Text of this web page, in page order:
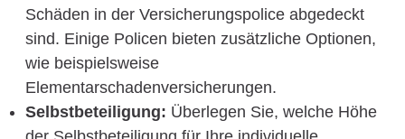
Schäden in der Versicherungspolice abgedeckt
sind. Einige Policen bieten zusätzliche Optionen,
wie beispielsweise
Elementarschadenversicherungen.
Selbstbeteiligung: Überlegen Sie, welche Höhe